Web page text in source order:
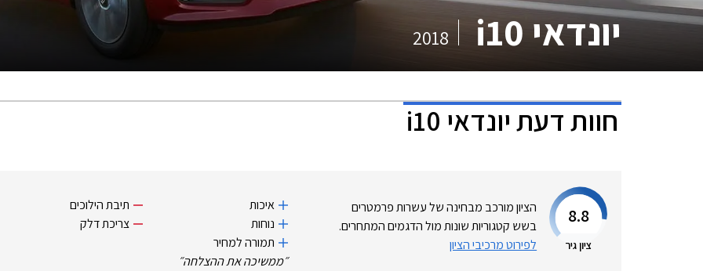
יונדאי i10 2018
חוות דעתיונדאי i10
8.8
ציון גיר
הציון מורכב מבחינה של עשרות פרמטרים
בשש קטגוריות שונות מול הדגמים המתחרים.
לפירוט מרכיבי הציון
איכות
נוחות
תמורה למחיר
תיבת הילוכים
צריכת דלק
״ממשיכה את ההצלחה״